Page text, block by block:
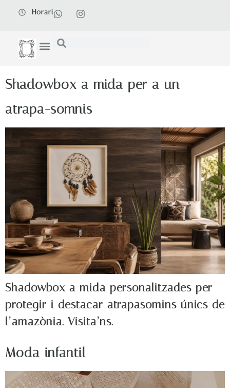
Horari
Shadowbox a mida per a un
atrapa-somnis
Shadowbox a mida personalitzades per
protegir i destacar atrapasomins únics de
l’amazònia. Visita’ns.
Moda infantil